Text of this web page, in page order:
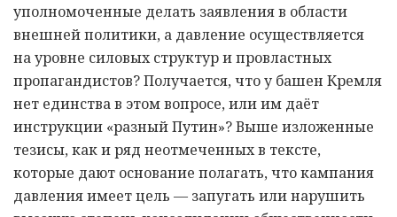
уполномоченные делать заявления в области
внешней политики, а давление осуществляется
на уровне силовых структур и провластных
пропагандистов? Получается, что у башен Кремля
нет единства в этом вопросе, или им даёт
инструкции «разный Путин»? Выше изложенные
тезисы, как и ряд неотмеченных в тексте,
которые дают основание полагать, что кампания
давления имеет цель — запугать или нарушить